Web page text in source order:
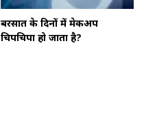
बरसात के दिनों में मेकअप
चिपचिपा हो जाता है?